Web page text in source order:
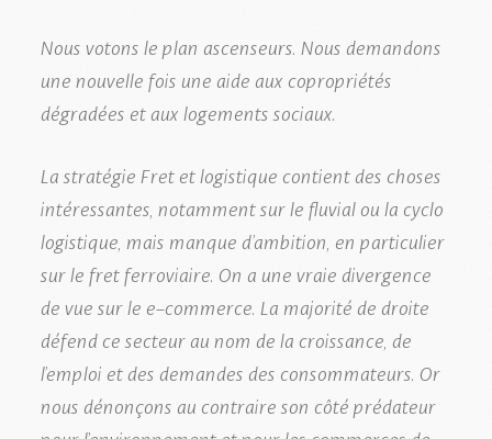
Nous votons le plan ascenseurs. Nous demandons
une nouvelle fois une aide aux copropriétés
dégradées et aux logements sociaux.
La stratégie Fret et logistique contient des choses
intéressantes, notamment sur le fluvial ou la cyclo
logistique, mais manque d’ambition, en particulier
sur le fret ferroviaire. On a une vraie divergence
de vue sur le e-commerce. La majorité de droite
défend ce secteur au nom de la croissance, de
l’emploi et des demandes des consommateurs. Or
nous dénonçons au contraire son côté prédateur